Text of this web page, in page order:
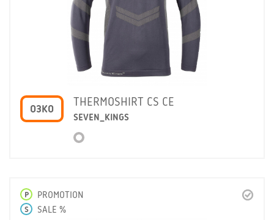
O3KO
THERMOSHIRT CS CE
SEVEN_KINGS
P PROMOTION
S SALE %